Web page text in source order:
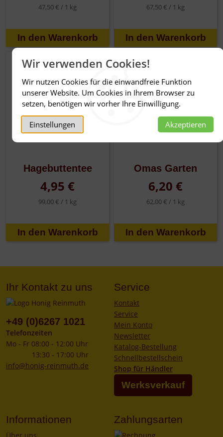
Wir verwenden Cookies!
Wir nutzen Cookies für die einwandfreie Funktion
unserer Website. Um Cookies in Ihrem Browser zu
setzen, benötigen wir vorher Ihre Einwilligung.
Einstellungen Akzeptieren
47,50 € / 1 kg 67,50 € / 1 kg
Hagebuttentee
4,95 €
99,00 € / 1 kg
Omas Garten
6,20 €
62,00 € / 1 kg
Ihr Kontakt zu uns
+49 (0)6267 1021
Telefonzeiten
Mo - Fr 08:00 - 12:00 Uhr
13:30 - 17:00 Uhr
info@honig-reinmuth.de
Service
Kontakt
Service
Mein Konto
Newsletter
Katalog-Bestellung
Schnellbestellschein
Shop für Händler
Werksverkauf
Informationen Zahlungsarten